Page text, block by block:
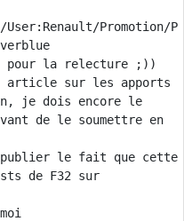
Promotion/P
article sur les apports
je dois encore le
de le soumettre en
le fait que cette
de F32 sur